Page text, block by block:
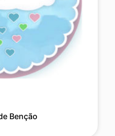
Benção